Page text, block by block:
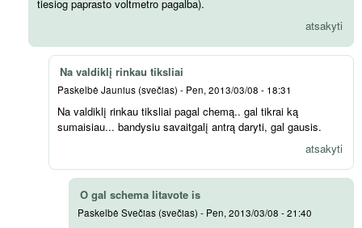
tiesiog paprasto voltmetro pagalba).
atsakyti
Na valdiklį rinkau tiksliai
Paskelbė Jaunius (svečias) - Pen, 2013/03/08 - 18:31
Na valdiklį rinkau tiksliai pagal chemą.. gal tikrai ką
sumaisiau... bandysiu savaitgalį antrą daryti, gal gausis.
atsakyti
O gal schema litavote is
Paskelbė Svečias (svečias) - Pen, 2013/03/08 - 21:40